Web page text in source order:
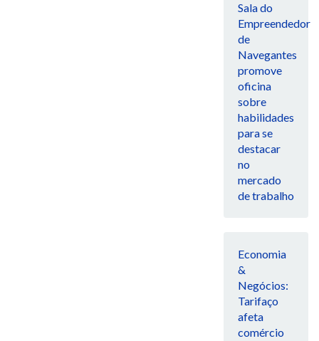
Sala do
Empreendedor
de
Navegantes
promove
oficina
sobre
habilidades
para se
destacar
no
mercado
de trabalho
Economia
&
Negócios:
Tarifaço
afeta
comércio